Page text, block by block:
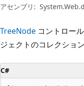
アセンブリ:
TreeNode コントロー
ジェクトのコレクショ
C#